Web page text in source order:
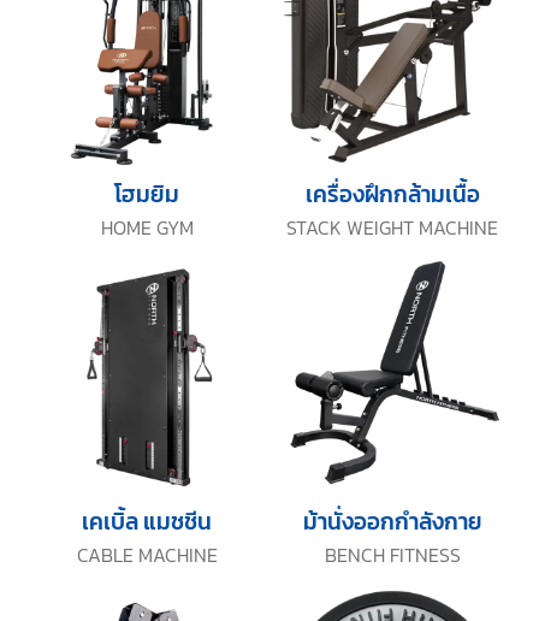
HOME GYM
โฮมยิม
STACK WEIGHT MACHINE
เครื่องฝึกกล้ามเนื้อ
CABLE MACHINE
เคเบิ้ล แมชชีน
BENCH FITNESS
ม้านั่งออกกำลังกาย